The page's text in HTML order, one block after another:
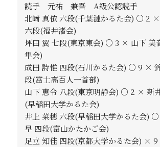
読手 元祐 兼吾 A級公認読手
北﨑 真依 六段(千葉漣かるた会) ○ 2
六段(福井渚会)
坪田 翼 七段(東京東会) ○ 3 × 山下 美
隼会)
成田 詩惟 四段(石川かるた会) ○ 9 ×
段(富士高百人一首部)
山下 恵令 八段(東京明静会) ○ 2 × 新
(早稲田大学かるた会)
井上 菜穂 六段(早稲田大学かるた会)
早 四段(富山かたかご会)
足立 知佳 四段(京都大学かるた会) ×